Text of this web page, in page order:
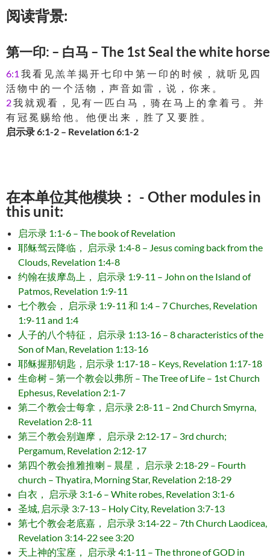
阅读背景:
第一印: – 白马 – The 1st Seal the white horse
6:1 我 看 见 羔 羊 揭 开 七 印 中 第 一 印 的 时 候 ， 就 听 见 四
活 物 中 的 一 个 活 物 ， 声 音 如 雷 ， 说 ， 你 来 。
2我 就 观 看 ， 见 有 一 匹 白 马 ， 骑 在 马 上 的 拿 着 弓 。 并
有 冠 冕 赐 给 他 。 他 便 出 来 ， 胜 了 又 要 胜 。
启示录 6:1-2 – Revelation 6:1-2
在本单位其他模块： - Other modules in
this unit:
启示录 1:1-6 – The book of Revelation
耶稣驾云降临， 启示录 1:4-8 – Jesus coming back from the
Clouds, Revelation 1:4-8
约翰在拔摩岛上， 启示录 1:9-11 – John on the Island of
Patmos, Revelation 1:9-11
七个教会， 启示录 1:9-11 和 1:4 – 7 Churches, Revelation
1:9-11 and 1:4
人子的八个特征， 启示录 1:13-16 – 8 characteristics of the
Son of Man, Revelation 1:13-16
耶稣握那钥匙，启示录 1:17-18 – Keys, Revelation 1:17-18
生命树 – 第一个教会以弗所 – The Tree of Life – 1st Church
Ephesus, Revelation 2:1-7
第二个教会士每拿，启示录 2:8-11 – 2nd Church Smyrna,
Revelation 2:8-11
第三个教会别迦摩， 启示录 2:12-17 – 3rd church;
Pergamum, Revelation 2:12-17
第四个教会推雅推喇 – 晨星， 启示录 2:18-29 – Fourth
church – Thyatira, Morning Star, Revelation 2:18-29
白衣， 启示录 3:1-6 – White robes, Revelation 3:1-6
圣城, 启示录 3:7-13 – Holy City, Revelation 3:7-13
第七个教会老底嘉， 启示录 3:14-22 – 7th Church Laodicea,
Revelation 3:14-22 see 3:20
天上神的宝座， 启示录 4:1-11 – The throne of GOD in